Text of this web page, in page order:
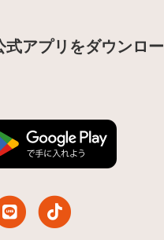
式アプリをダウンロ